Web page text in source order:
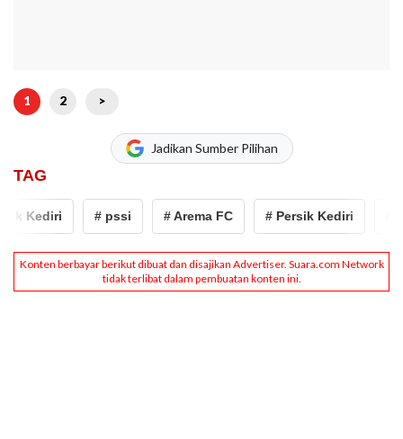
1 2 >
Jadikan Sumber Pilihan
TAG
Kediri # pssi # Arema FC # Persik Kediri